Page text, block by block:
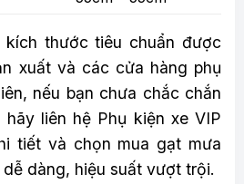
thước tiêu chuẩn được
xuất và các cửa hàng phụ
nếu bạn chưa chắc chắn
hãy liên hệ Phụ kiện xe VIP
tiết và chọn mua gạt mưa
dàng, hiệu suất vượt trội.